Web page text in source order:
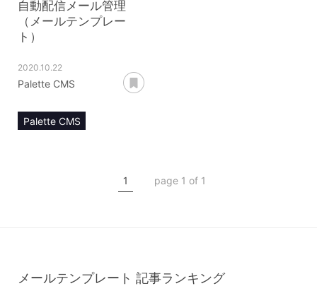
自動配信メール管理
（メールテンプレー
ト）
2020.10.22
Palette CMS
Palette CMS
1 page 1 of 1
メールテンプレート 記事ランキング